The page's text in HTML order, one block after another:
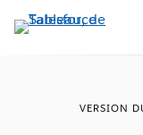
Aller
au
VERSION